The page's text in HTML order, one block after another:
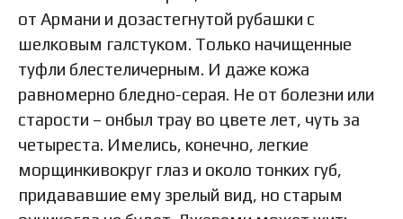
от Армани и дозастегнутой рубашки с
шелковым галстуком. Только начищенные
туфли блестеличерным. И даже кожа
равномерно бледно-серая. Не от болезни или
старости – онбыл трау во цвете лет, чуть за
четыреста. Имелись, конечно, легкие
морщинкивокруг глаз и около тонких губ,
придававшие ему зрелый вид, но старым